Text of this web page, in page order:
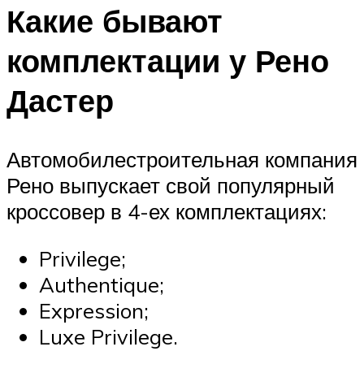
Какие бывают
комплектации у Рено
Дастер
Автомобилестроительная компания
Рено выпускает свой популярный
кроссовер в 4-ех комплектациях:
Privilege;
Authentique;
Expression;
Luxe Privilege.